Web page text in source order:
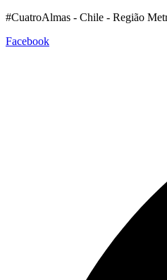
#CuatroAlmas - Chile - Região
Facebook